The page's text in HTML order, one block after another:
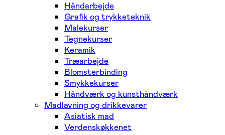
Håndarbejde
Grafik og trykketeknik
Malekurser
Tegnekurser
Keramik
Træarbejde
Blomsterbinding
Smykkekurser
Håndværk og kunsthåndværk
Madlavning og drikkevarer
Asiatisk mad
Verdenskøkkenet